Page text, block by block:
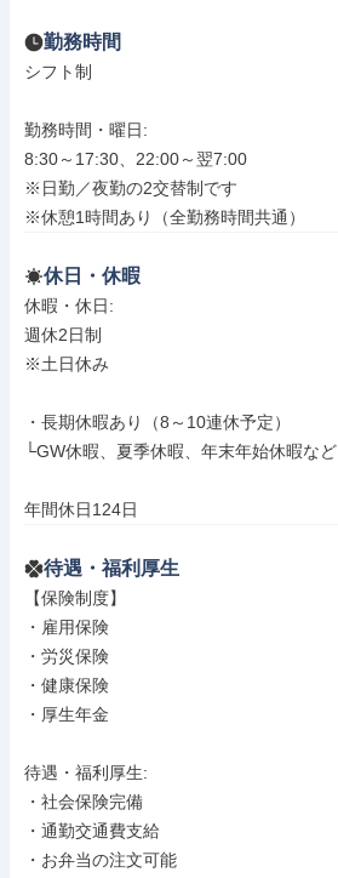
勤務時間
シフト制
勤務時間・曜日:
8:30～17:30、22:00～翌7:00
※日勤／夜勤の2交替制です
※休憩1時間あり（全勤務時間共通）
休日・休暇
休暇・休日:
週休2日制
※土日休み
・長期休暇あり（8～10連休予定）
└GW休暇、夏季休暇、年末年始休暇など
年間休日124日
待遇・福利厚生
【保険制度】
・雇用保険
・労災保険
・健康保険
・厚生年金
待遇・福利厚生:
・社会保険完備
・通勤交通費支給
・お弁当の注文可能